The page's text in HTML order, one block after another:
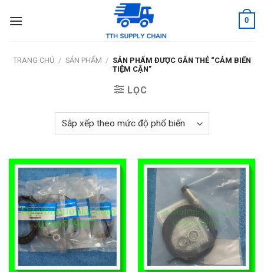
0
TRANG CHỦ / SẢN PHẨM / SẢN PHẨM ĐƯỢC GẮN THẺ “CẢM BIẾN
TIỆM CẬN”
LỌC